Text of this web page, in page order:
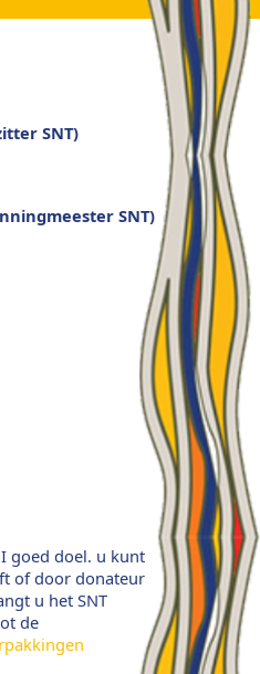
SNT)
SNT)
goed doel. u kunt
of door donateur
u het SNT
de